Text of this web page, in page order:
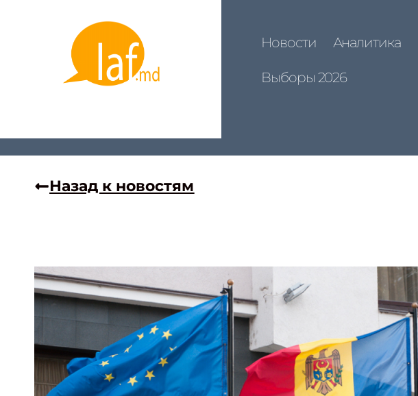
Новости Аналитика
Выборы 2026
Назад к новостям